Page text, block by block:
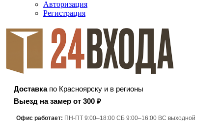
Авторизация
Регистрация
Доставкапо Красноярску и в регионы
Выезд на замер от 300 ₽
Офис работает: ПН-ПТ 9:00–18:00 СБ 9:00–16:00 ВС выходной